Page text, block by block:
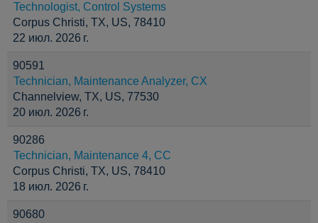
Technologist, Control Systems
Corpus Christi, TX, US, 78410
22 июл. 2026 г.
90591
Technician, Maintenance Analyzer, CX
Channelview, TX, US, 77530
20 июл. 2026 г.
90286
Technician, Maintenance 4, CC
Corpus Christi, TX, US, 78410
18 июл. 2026 г.
90680